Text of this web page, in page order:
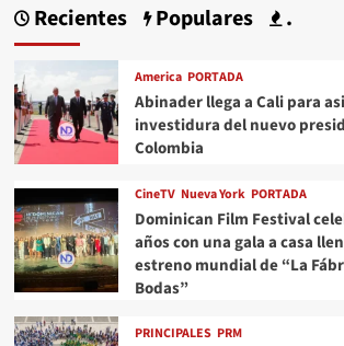
Recientes Populares .
America PORTADA
Abinader llega a Cali para
investidura del nuevo
Colombia
CineTV Nueva York PORTADA
Dominican Film Festival
años con una gala a casa
estreno mundial de “La
Bodas”
PRINCIPALES PRM